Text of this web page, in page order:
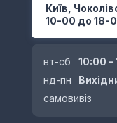
Київ,
10-00 до 18-
вт-сб
10:00 -
нд-пн
самовивіз